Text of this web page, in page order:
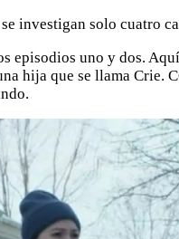
investigan solo cuatro
episodios uno y dos.
hija que se llama